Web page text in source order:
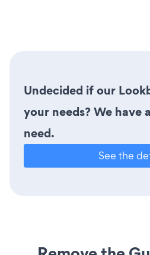
Undecided if our
your needs? We have
need.
See the